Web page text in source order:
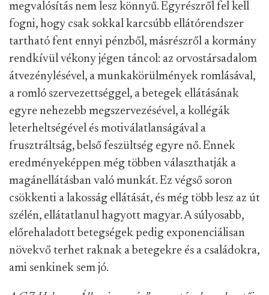
megvalósítás nem lesz könnyű. Egyrészről fel kell
fogni, hogy csak sokkal karcsúbb ellátórendszer
tartható fent ennyi pénzből, másrészről a kormány
rendkívül vékony jégen táncol: az orvostársadalom
átvezénylésével, a munkakörülmények romlásával,
a romló szervezettséggel, a betegek ellátásának
egyre nehezebb megszervezésével, a kollégák
leterheltségével és motiválatlanságával a
frusztráltság, belső feszültség egyre nő. Ennek
eredményeképpen még többen választhatják a
magánellátásban való munkát. Ez végső soron
csökkenti a lakosság ellátását, és még több lesz az út
szélén, ellátatlanul hagyott magyar. A súlyosabb,
előrehaladott betegségek pedig exponenciálisan
növekvő terhet raknak a betegekre és a családokra,
ami senkinek sem jó.